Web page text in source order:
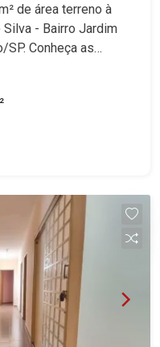
de área terreno à
Silva - Bairro Jardim
as
de
de grande
nos bairros
por
qualidade de vida
D`Água, Vila do
Guaporé,
Boulevard,